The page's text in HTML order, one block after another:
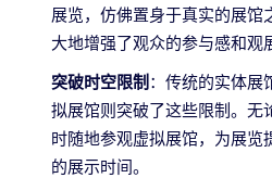
展览，仿佛置身于真实的展馆
大地增强了观众的参与感和观
突破时空限制 ：传统的实体展
拟展馆则突破了这些限制。无
时随地参观虚拟展馆，为展览
的展示时间。